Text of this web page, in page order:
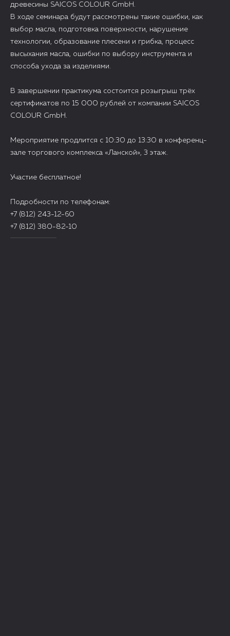
древесины SAICOS COLOUR GmbH.
В ходе семинара будут рассмотрены такие ошибки, как
выбор масла, подготовка поверхности, нарушение
технологии, образование плесени и грибка, процесс
высыхания масла, ошибки по выбору инструмента и
способа ухода за изделиями.
В завершении практикума состоится розыгрыш трёх
сертификатов по 15 000 рублей от компании SAICOS
COLOUR GmbH.
Мероприятие продлится с 10:30 до 13:30 в конференц-
зале торгового комплекса «Ланской», 3 этаж.
Участие бесплатное!
Подробности по телефонам:
+7 (812) 243-12-60
+7 (812) 380-82-10